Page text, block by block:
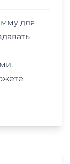
для